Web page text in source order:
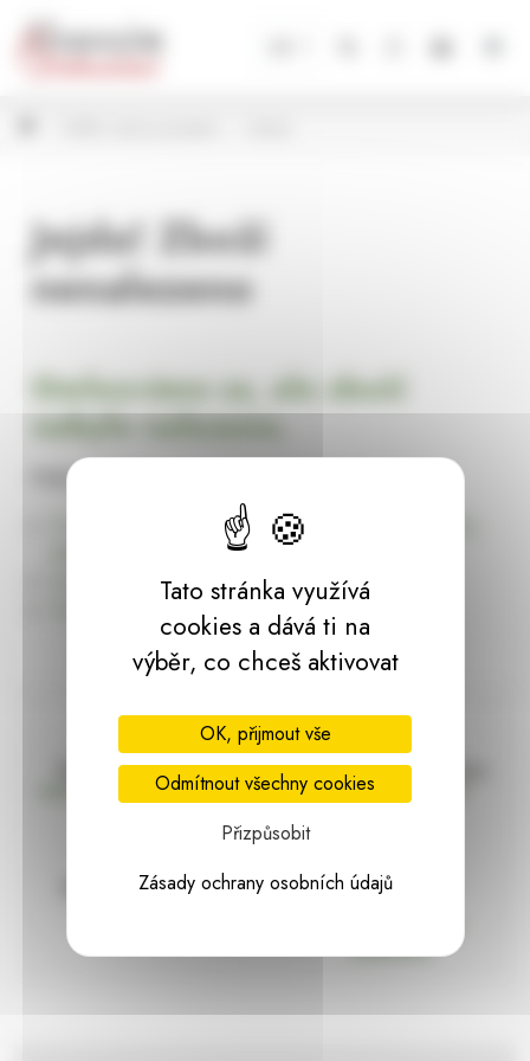
Jejda! Zboží
nenalezeno
Omlouváme se, ale zboží
nebylo nalezeno.
Pokračujte na
Úvodní stránku Dekorace, bytové a zahradní doplňky,
dárky | HARASIM.info
Doprava zdarma
nad 2000 Kč bez DPH
Vše máme skladem
Ihned k odeslání
97% hodnocení Zásilka pod
Panel pro správu cookies
Tato stránka využívá
cookies a dává ti na
výběr, co chceš aktivovat
OK, přijmout vše
Odmítnout všechny cookies
Přizpůsobit
Zásady ochrany osobních údajů